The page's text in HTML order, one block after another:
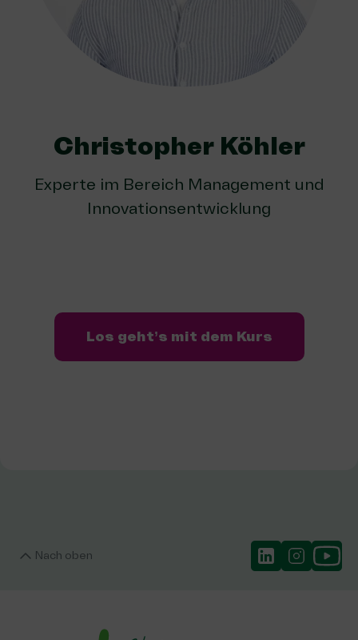
Christopher Köhler
Experte im Bereich Management und
Innovationsentwicklung
Los geht’s mit dem Kurs
Nach oben